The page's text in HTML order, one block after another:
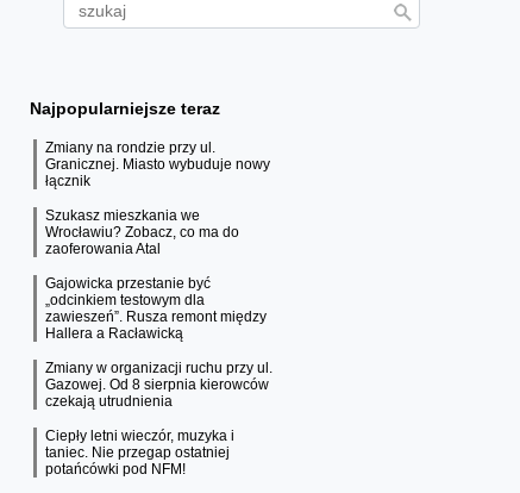
Najpopularniejsze teraz
Zmiany na rondzie przy ul.
Granicznej. Miasto wybuduje nowy
łącznik
Szukasz mieszkania we
Wrocławiu? Zobacz, co ma do
zaoferowania Atal
Gajowicka przestanie być
„odcinkiem testowym dla
zawieszeń”. Rusza remont między
Hallera a Racławicką
Zmiany w organizacji ruchu przy ul.
Gazowej. Od 8 sierpnia kierowców
czekają utrudnienia
Ciepły letni wieczór, muzyka i
taniec. Nie przegap ostatniej
potańcówki pod NFM!